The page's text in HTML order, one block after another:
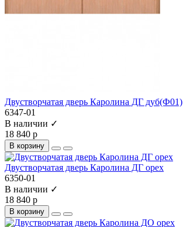
Двустворчатая дверь Каролина ДГ дуб(Ф01)
6347-01
В наличии ✓
18 840 р
В корзину
Двустворчатая дверь Каролина ДГ орех
6350-01
В наличии ✓
18 840 р
В корзину